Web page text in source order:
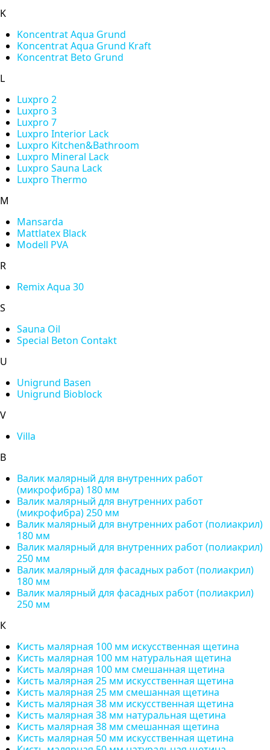
K
Koncentrat Aqua Grund
Koncentrat Aqua Grund Kraft
Koncentrat Beto Grund
L
Luxpro 2
Luxpro 3
Luxpro 7
Luxpro Interior Lack
Luxpro Kitchen&Bathroom
Luxpro Mineral Lack
Luxpro Sauna Lack
Luxpro Thermo
M
Mansarda
Mattlatex Black
Modell PVA
R
Remix Aqua 30
S
Sauna Oil
Special Beton Contakt
U
Unigrund Basen
Unigrund Bioblock
V
Villa
В
Валик малярный для внутренних работ
(микрофибра) 180 мм
Валик малярный для внутренних работ
(микрофибра) 250 мм
Валик малярный для внутренних работ (полиакрил)
180 мм
Валик малярный для внутренних работ (полиакрил)
250 мм
Валик малярный для фасадных работ (полиакрил)
180 мм
Валик малярный для фасадных работ (полиакрил)
250 мм
К
Кисть малярная 100 мм искусственная щетина
Кисть малярная 100 мм натуральная щетина
Кисть малярная 100 мм смешанная щетина
Кисть малярная 25 мм искусственная щетина
Кисть малярная 25 мм смешанная щетина
Кисть малярная 38 мм искусственная щетина
Кисть малярная 38 мм натуральная щетина
Кисть малярная 38 мм смешанная щетина
Кисть малярная 50 мм искусственная щетина